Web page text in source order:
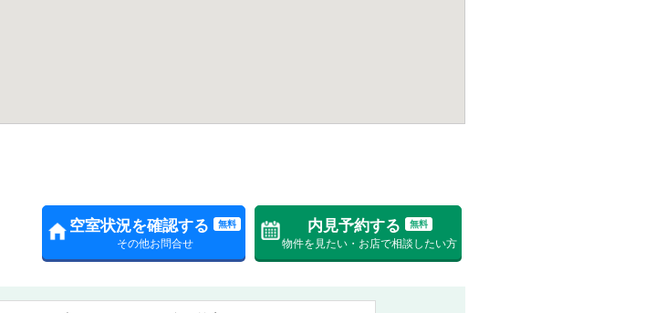
空室状況を確認する 無料
その他お問合せ
内見予約する 無料
物件を見たい・お店で相談したい方